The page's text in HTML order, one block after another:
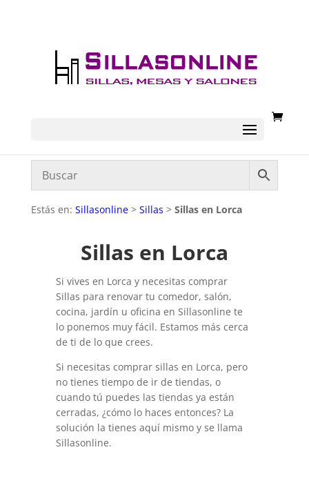
Estás en: Sillasonline> Sillas > Sillas en Lorca
Sillas en Lorca
Si vives en Lorca y necesitas comprar
Sillas para renovar tu comedor, salón,
cocina, jardín u oficina en Sillasonline te
lo ponemos muy fácil. Estamos más cerca
de ti de lo que crees.
Si necesitas comprar sillas en Lorca, pero
no tienes tiempo de ir de tiendas, o
cuando tú puedes las tiendas ya están
cerradas, ¿cómo lo haces entonces? La
solución la tienes aquí mismo y se llama
Sillasonline.